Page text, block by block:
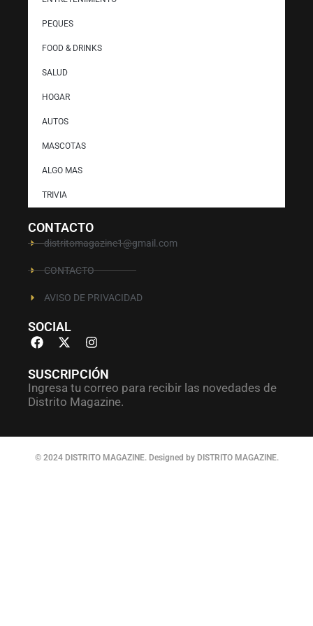
PEQUES
FOOD & DRINKS
SALUD
HOGAR
AUTOS
MASCOTAS
ALGO MAS
TRIVIA
CONTACTO
distritomagazine1@gmail.com
CONTACTO
AVISO DE PRIVACIDAD
SOCIAL
SUSCRIPCIÓN
Ingresa tu correo para recibir las novedades de
Distrito Magazine.
© 2024 DISTRITO MAGAZINE. Designed by DISTRITO MAGAZINE.